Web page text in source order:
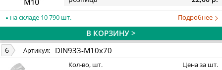
на складе 10 790 шт. Подробнее
В КОРЗИНУ >
6 Артикул: DIN933-M10x70
Кол-во, шт. Цена за шт.